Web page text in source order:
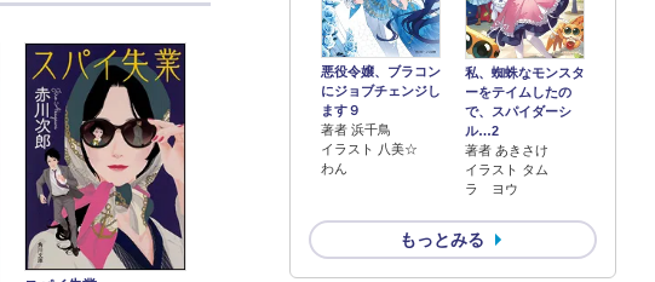
悪役令嬢、ブラコン
にジョブチェンジし
ます９
著者 浜千鳥
イラスト 八美☆
わん
私、蜘蛛なモンスタ
ーをテイムしたの
で、スパイダーシ
ル…2
著者 あきさけ
イラスト タム
ラ ヨウ
もっとみる